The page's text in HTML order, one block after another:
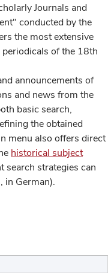
Journals and
conducted by the
the most extensive
of the 18th
announcements of
and news from the
basic search,
the obtained
menu also offers direct
historical subject
search strategies can
in German).